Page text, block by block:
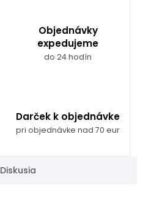
Objednávky
expedujeme
do 24 hodín
Darček k objednávke
pri objednávke nad 70 eur
Diskusia